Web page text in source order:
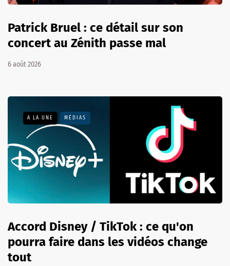
Patrick Bruel : ce détail sur son
concert au Zénith passe mal
6 août 2026
A LA UNE MÉDIAS
Accord Disney / TikTok : ce qu'on
pourra faire dans les vidéos change
tout